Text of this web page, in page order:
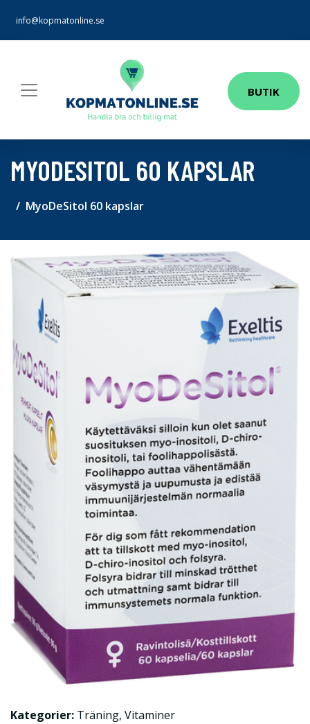
info@kopmatonline.se
BUTIK
MYODESITOL 60 KAPSLAR
MyoDeSitol 60 kapslar
Kategorier: Träning, Vitaminer